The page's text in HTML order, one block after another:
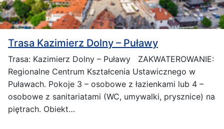
Trasa Kazimierz Dolny – Puławy
Trasa: Kazimierz Dolny – Puławy ZAKWATEROWANIE:
Regionalne Centrum Kształcenia Ustawicznego w
Puławach. Pokoje 3 – osobowe z łazienkami lub 4 –
osobowe z sanitariatami (WC, umywalki, prysznice) na
piętrach. Obiekt…